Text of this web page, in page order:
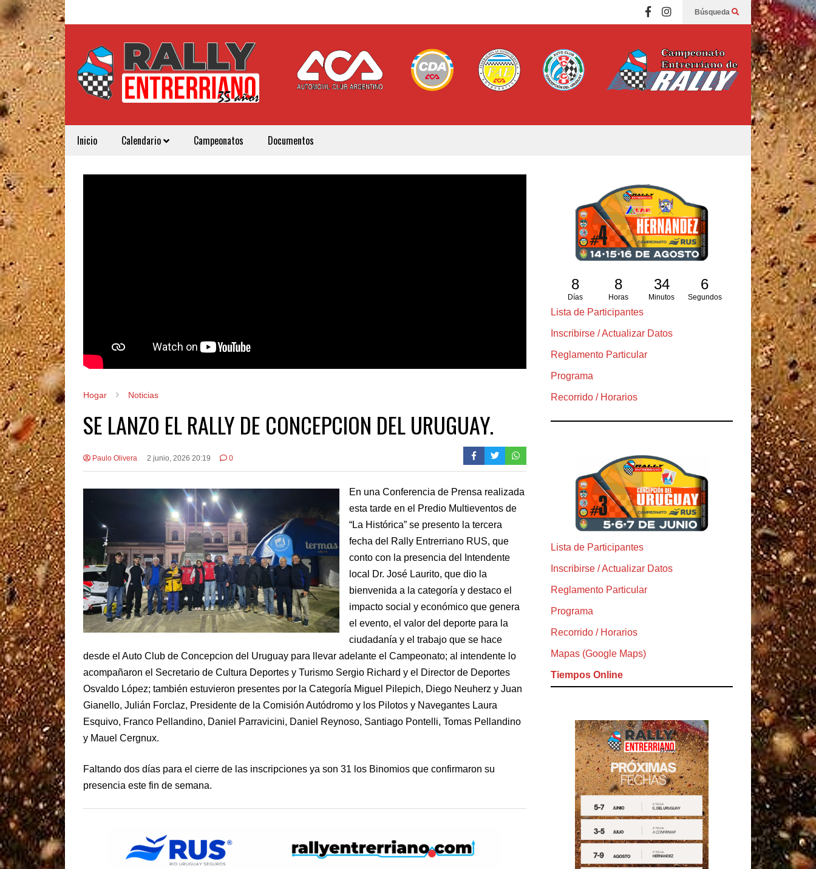
Búsqueda
Inicio Calendario Campeonatos Documentos
Hogar Noticias
SE LANZO EL RALLY DE CONCEPCION DEL URUGUAY.
Paulo Olivera 2 junio, 2026 20:19 0
En una Conferencia de Prensa realizada
esta tarde en el Predio Multieventos de
“La Histórica” se presento la tercera
fecha del Rally Entrerriano RUS, que
conto con la presencia del Intendente
local Dr. José Laurito, que dio la
bienvenida a la categoría y destaco el
impacto social y económico que genera
el evento, el valor del deporte para la
ciudadanía y el trabajo que se hace
desde el Auto Club de Concepcion del Uruguay para llevar adelante el Campeonato; al intendente lo
acompañaron el Secretario de Cultura Deportes y Turismo Sergio Richard y el Director de Deportes
Osvaldo López; también estuvieron presentes por la Categoría Miguel Pilepich, Diego Neuherz y Juan
Gianello, Julián Forclaz, Presidente de la Comisión Autódromo y los Pilotos y Navegantes Laura
Esquivo, Franco Pellandino, Daniel Parravicini, Daniel Reynoso, Santiago Pontelli, Tomas Pellandino
y Mauel Cergnux.
Faltando dos días para el cierre de las inscripciones ya son 31 los Binomios que confirmaron su
presencia este fin de semana.
8
Días
8
Horas
34
Minutos
5
Segundos
Lista de Participantes
Inscribirse / Actualizar Datos
Reglamento Particular
Programa
Recorrido / Horarios
Lista de Participantes
Inscribirse / Actualizar Datos
Reglamento Particular
Programa
Recorrido / Horarios
Mapas (Google Maps)
Tiempos Online